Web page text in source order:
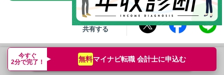
今すぐ
2分で完了！
無料マイナビ転職 会計士に申込む
簡単無料 転職支援サービス申込み
この記事を
共有する
マイナビ転職 会計士を利用して